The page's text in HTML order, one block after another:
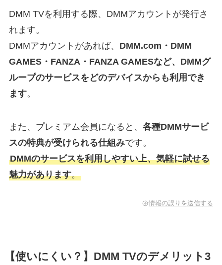
DMM TVを利用する際、DMMアカウントが発行さ
れます。
DMMアカウントがあれば、 DMM.com・DMM
GAMES・FANZA・FANZA GAMESなど、DMMグ
ループのサービスをどのデバイスからも利用でき
ます。
また、プレミアム会員になると、 各種DMMサービ
スの特典が受けられる仕組みです。
DMMのサービスを利用しやすい上、気軽に試せる
魅力があります。
情報の誤りを送信する
【使いにくい？】DMM TVのデメリット3